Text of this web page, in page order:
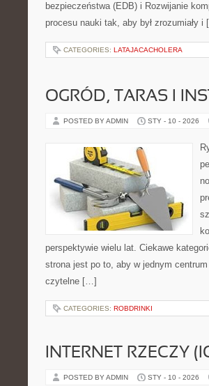
bezpieczeństwa (EDB) i Rozwijanie
procesu nauki tak, aby był zrozumiały i
CATEGORIES: LATAJACACHOLERA
OGRÓD, TARAS I
POSTED BY ADMIN STY - 10 - 2026
perspektywie wielu lat. Ciekawe
strona jest po to, aby w jednym
czytelne […]
CATEGORIES: ROBDRINKI
INTERNET RZECZY
POSTED BY ADMIN STY - 10 - 2026